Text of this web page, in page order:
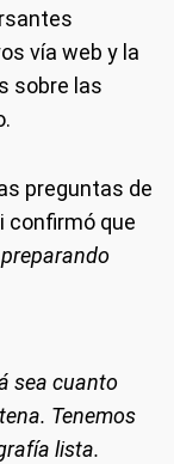
vía web y la
sobre las
preguntas de
confirmó que
sea cuanto
Tenemos
lista.